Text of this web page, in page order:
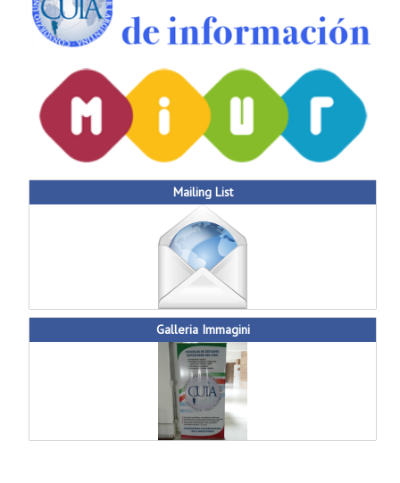
Mailing List
Galleria Immagini